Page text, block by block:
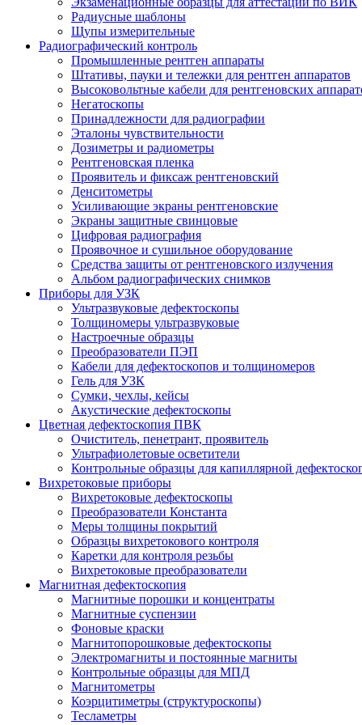
Радиусные шаблоны
Щупы измерительные
Радиографический контроль
Промышленные рентген аппараты
Штативы, пауки и тележки для рентген аппаратов
Высоковольтные кабели для рентгеновских
Негатоскопы
Принадлежности для радиографии
Эталоны чувствительности
Дозиметры и радиометры
Рентгеновская пленка
Проявитель и фиксаж рентгеновский
Денситометры
Усиливающие экраны рентгеновские
Экраны защитные свинцовые
Цифровая радиография
Проявочное и сушильное оборудование
Средства защиты от рентгеновского излучения
Альбом радиографических снимков
Приборы для УЗК
Ультразвуковые дефектоскопы
Толщиномеры ультразвуковые
Настроечные образцы
Преобразователи ПЭП
Кабели для дефектоскопов и толщиномеров
Гель для УЗК
Сумки, чехлы, кейсы
Акустические дефектоскопы
Цветная дефектоскопия ПВК
Очиститель, пенетрант, проявитель
Ультрафиолетовые осветители
Контрольные образцы для капиллярной
Вихретоковые приборы
Вихретоковые дефектоскопы
Преобразователи Константа
Меры толщины покрытий
Образцы вихретокового контроля
Каретки для контроля резьбы
Вихретоковые преобразователи
Магнитная дефектоскопия
Магнитные порошки и концентраты
Магнитные суспензии
Фоновые краски
Магнитопорошковые дефектоскопы
Электромагниты и постоянные магниты
Контрольные образцы для МПД
Магнитометры
Коэрцитиметры (структуроскопы)
Тесламетры